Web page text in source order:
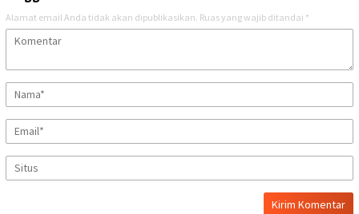
Alamat email Anda tidak akan dipublikasikan. Ruas yang wajib ditandai *